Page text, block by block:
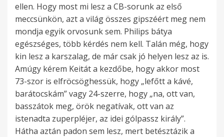
ellen. Hogy most mi lesz a CB-sorunk az első
meccsünkön, azt a világ összes gipszéért meg nem
mondja egyik orvosunk sem. Philips bátya
egészséges, több kérdés nem kell. Talán még, hogy
kin lesz a karszalag, de már csak jó helyen lesz az is.
Amúgy kérem Keitát a kezdőbe, hogy akkor most
73-szor is elfröcsöghessük, hogy „lefőtt a kávé,
barátocskám” vagy 24-szerre, hogy „na, ott van,
basszátok meg, örök negatívak, ott van az
istenadta zuperpléjer, az idei gólpassz király”.
Hátha aztán padon sem lesz, mert betésztázik a